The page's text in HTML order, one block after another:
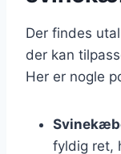
Der findes
der kan
Her er nogle
fyldig ret,